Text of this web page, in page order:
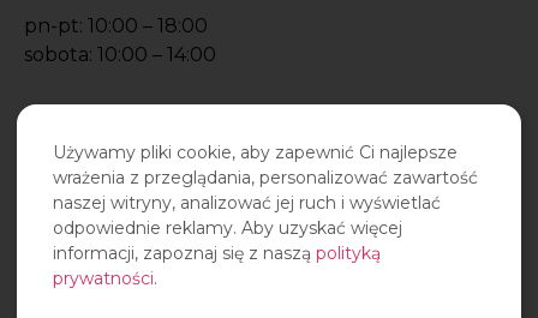
pn-pt: 10:00 – 18:00
sobota: 10:00 – 14:00
Używamy pliki cookie, aby zapewnić Ci najlepsze
wrażenia z przeglądania, personalizować zawartość
naszej witryny, analizować jej ruch i wyświetlać
odpowiednie reklamy. Aby uzyskać więcej
informacji, zapoznaj się z naszą polityką
prywatności.